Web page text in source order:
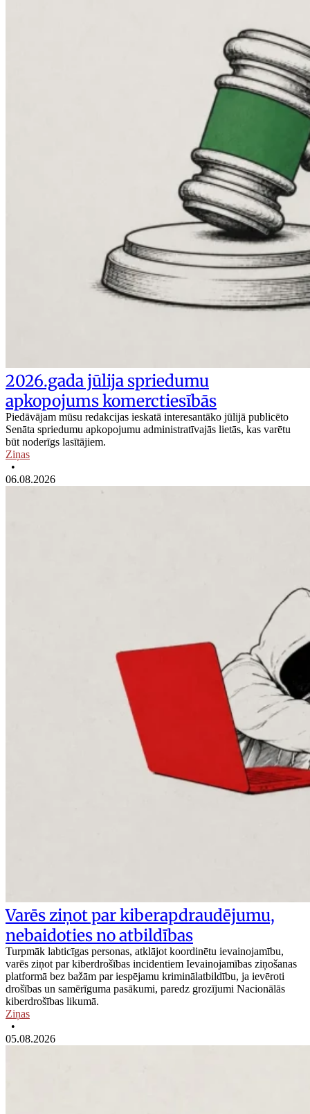
2026.gada jūlija spriedumu
apkopojums komerctiesībās
Piedāvājam mūsu redakcijas ieskatā interesantāko jūlijā publicēto
Senāta spriedumu apkopojumu administratīvajās lietās, kas varētu
būt noderīgs lasītājiem.
Ziņas
•
06.08.2026
Varēs ziņot par kiberapdraudējumu,
nebaidoties no atbildības
Turpmāk labticīgas personas, atklājot koordinētu ievainojamību,
varēs ziņot par kiberdrošības incidentiem Ievainojamības ziņošanas
platformā bez bažām par iespējamu kriminālatbildību, ja ievēroti
drošības un samērīguma pasākumi, paredz grozījumi Nacionālās
kiberdrošības likumā.
Ziņas
•
05.08.2026